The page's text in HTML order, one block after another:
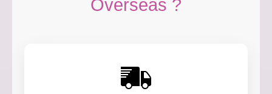
Overseas ?